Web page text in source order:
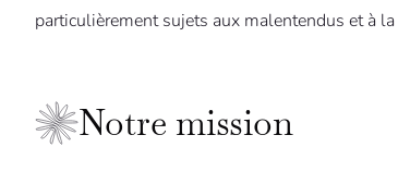
particulièrement sujets aux malentendus et à
Notre mission